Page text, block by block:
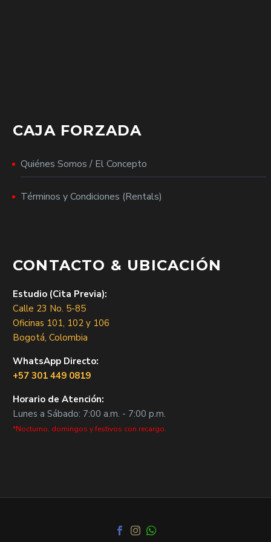
CAJA FORZADA
Quiénes Somos / El Concepto
Términos y Condiciones (Rentals)
CONTACTO & UBICACIÓN
Estudio (Cita Previa):
Calle 23 No. 5-85
Oficinas 101, 102 y 106
Bogotá, Colombia
WhatsApp Directo:
+57 301 449 0819
Horario de Atención:
Lunes a Sábado: 7:00 a.m. - 7:00 p.m.
*Nocturno, domingos y festivos con recargo.